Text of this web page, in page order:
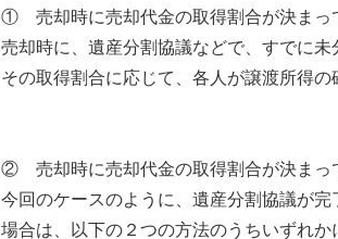
① 売却時に売却代金の取得割合が決まっ
売却時に、遺産分割協議などで、すでに
その取得割合に応じて、各人が譲渡所得の
② 売却時に売却代金の取得割合が決まっ
今回のケースのように、遺産分割協議が
場合は、以下の２つの方法のうちいずれか